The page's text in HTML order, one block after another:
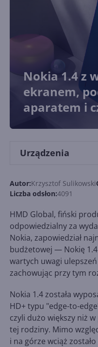
Nokia 1.4 z
ekranem,
aparatem i
Urządzenia
Autor:Krzysztof Sulikowski
Liczba odsłon:4091
HMD Global, fiński
odpowiedzialny za
Nokia, zapowiedział
budżetowej — Nokię
wartych uwagi
zachowując przy tym
Nokia 1.4 została
HD+ typu "edge-to-
czyli dużo większy niż
tej rodziny. Mimo
i na górze wciąż